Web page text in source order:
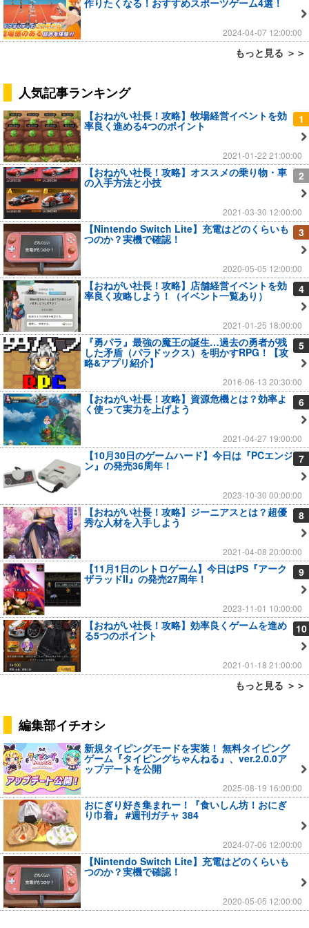
作りたくなる！おすすめスポーツゲーム4選！
2024-04-07 12:00:00
もっと見る ＞＞
人気記事ランキング
1
【おねがい社長！攻略】牧場経営イベントを効
率良く進める4つのポイント
2021-01-22 21:00:00
2
【おねがい社長！攻略】オススメの乗り物・車
の入手方法と小技
2021-03-30 12:00:00
3
【Nintendo Switch Lite】充電はどのくらいも
つのか？実機で確認！
2020-05-05 12:00:00
4
【おねがい社長！攻略】店舗経営イベントを効
率良く攻略しよう！（イベント一覧あり）
2021-01-25 18:00:00
5
『勇パラ』最強の魔王の誕生…過去の勇者が残
した矛盾（パラドックス）を明かすRPG！【攻
略&アプリ紹介】
2016-06-13 20:30:00
6
【おねがい社長！攻略】資源危機とは？効率よ
く使って実力を上げよう
2021-04-27 19:00:00
7
【10月30日のゲームハード】今日は『PCエンジ
ン』の発売36周年！
2023-10-30 00:00:00
8
【おねがい社長！攻略】ジーニアスとは？超優
秀な人材を入手しよう
2021-04-08 20:00:00
9
【11月1日のレトロゲーム】今日はPS『アーク
ザラッドII』の発売27周年！
2023-11-01 10:00:00
10
【おねがい社長！攻略】効率良くゲームを進め
る5つのポイント
2021-01-18 21:00:00
もっと見る ＞＞
編集部イチオシ
新規タイピングモードを実装！ 無料タイピング
ゲーム『タイピングちゃんねる』、ver.2.0.0ア
ップデートを公開
2025-08-19 16:00:00
おにぎり好き集まれー！『食いしん坊！おにぎ
り巾着』 #週刊ガチャ 384
2024-07-06 12:00:00
【Nintendo Switch Lite】充電はどのくらいも
つのか？実機で確認！
2020-05-05 12:00:00